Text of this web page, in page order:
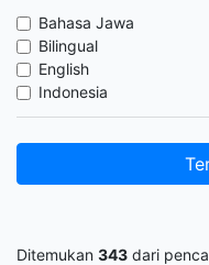
Bahasa Jawa
Bilingual
English
Indonesia
Ditemukan 343 dari